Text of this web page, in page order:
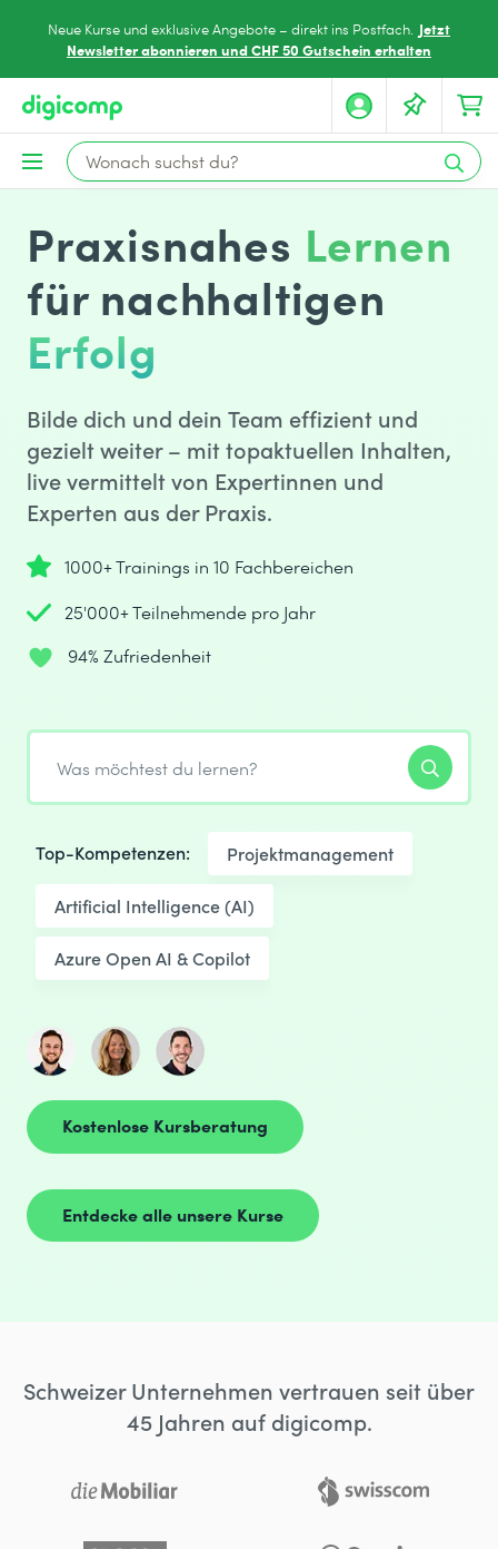
Neue Kurse und exklusive Angebote – direkt ins Postfach. Jetzt
Newsletter abonnieren und CHF 50 Gutschein erhalten
Praxisnahes Lernen
für nachhaltigen
Erfolg
Bilde dich und dein Team effizient und
gezielt weiter – mit topaktuellen Inhalten,
live vermittelt von Expertinnen und
Experten aus der Praxis.
1000+ Trainings in 10 Fachbereichen
25'000+ Teilnehmende pro Jahr
94% Zufriedenheit
Top-Kompetenzen: Projektmanagement
Artificial Intelligence (AI)
Azure Open AI & Copilot
Kostenlose Kursberatung
Entdecke alle unsere Kurse
Schweizer Unternehmen vertrauen seit über
45 Jahren auf digicomp.